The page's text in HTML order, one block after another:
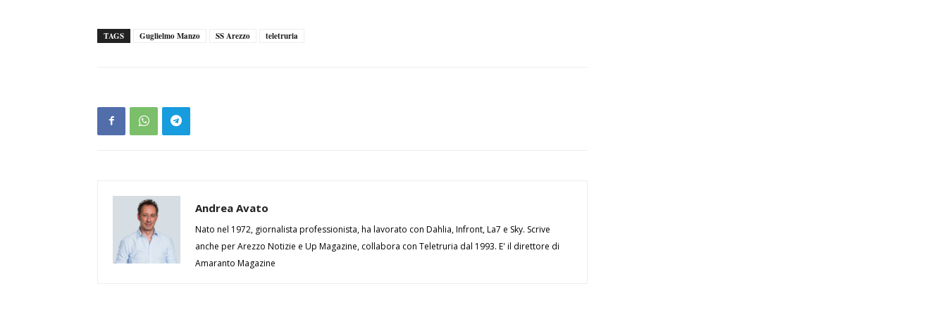
TAGS Guglielmo Manzo SS Arezzo teletruria
Andrea Avato
Nato nel 1972, giornalista professionista, ha lavorato con Dahlia, Infront, La7 e Sky. Scrive
anche per Arezzo Notizie e Up Magazine, collabora con Teletruria dal 1993. E' il direttore di
Amaranto Magazine